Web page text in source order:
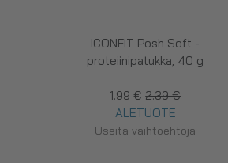
ICONFIT Posh Soft -
proteiinipatukka, 40 g
1.99 € 2.39 €
ALETUOTE
Useita vaihtoehtoja